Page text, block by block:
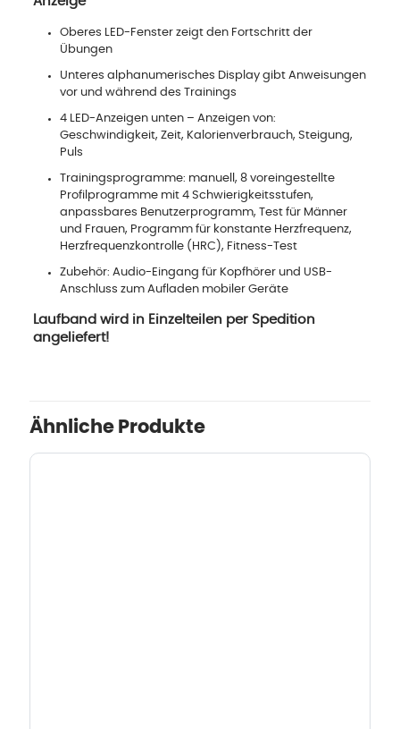
Oberes LED-Fenster zeigt den Fortschritt der
Übungen
Unteres alphanumerisches Display gibt Anweisungen
vor und während des Trainings
4 LED-Anzeigen unten – Anzeigen von:
Geschwindigkeit, Zeit, Kalorienverbrauch, Steigung,
Puls
Trainingsprogramme: manuell, 8 voreingestellte
Profilprogramme mit 4 Schwierigkeitsstufen,
anpassbares Benutzerprogramm, Test für Männer
und Frauen, Programm für konstante Herzfrequenz,
Herzfrequenzkontrolle (HRC), Fitness-Test
Zubehör: Audio-Eingang für Kopfhörer und USB-
Anschluss zum Aufladen mobiler Geräte
Laufband wird in Einzelteilen per Spedition
angeliefert!
Ähnliche Produkte